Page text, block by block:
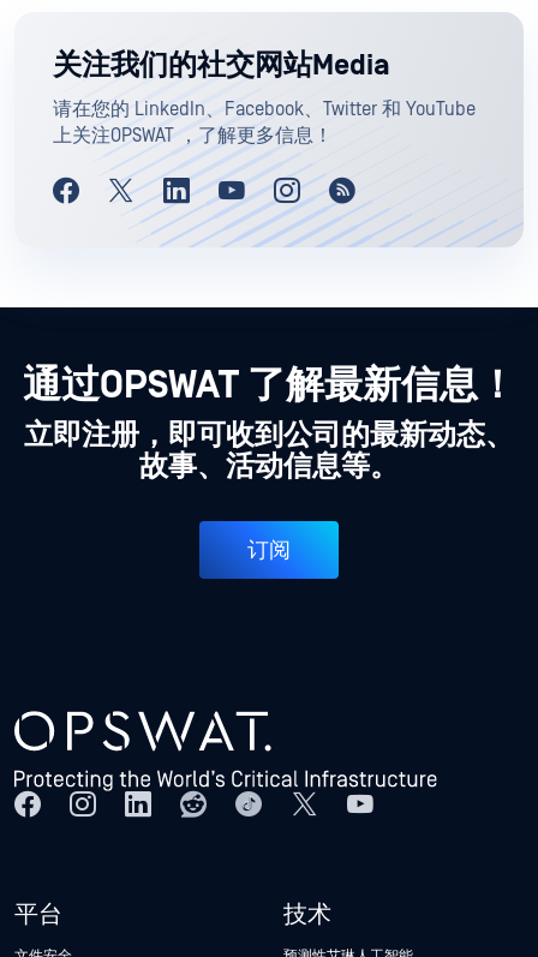
关注我们的社交网站Media
请在您的 LinkedIn、Facebook、Twitter 和 YouTube
上关注OPSWAT ，了解更多信息！
通过OPSWAT 了解最新信息！
立即注册，即可收到公司的最新动态、
故事、活动信息等。
订阅
平台 技术